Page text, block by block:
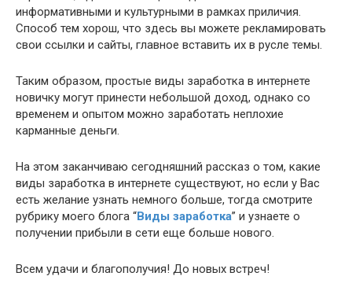
информативными и культурными в рамках приличия.
Способ тем хорош, что здесь вы можете рекламировать
свои ссылки и сайты, главное вставить их в русле темы.
Таким образом, простые виды заработка в интернете
новичку могут принести небольшой доход, однако со
временем и опытом можно заработать неплохие
карманные деньги.
На этом заканчиваю сегодняшний рассказ о том, какие
виды заработка в интернете существуют, но если у Вас
есть желание узнать немного больше, тогда смотрите
рубрику моего блога “Виды заработка” и узнаете о
получении прибыли в сети еще больше нового.
Всем удачи и благополучия! До новых встреч!